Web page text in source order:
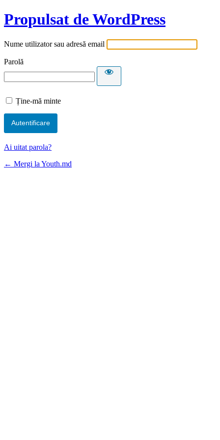
Propulsat de WordPress
Nume utilizator sau adresă email
Parolă
Ține-mă minte
Ai uitat parola?
← Mergi la Youth.md